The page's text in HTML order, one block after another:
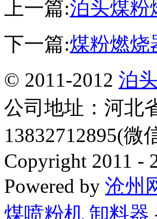
上一篇:泊头煤粉
下一篇:煤粉燃烧
© 2011-2012 泊
公司地址：河北
13832712895(
Copyright 2011 -
Powered by 沧州
煤喷粉机 卸料器